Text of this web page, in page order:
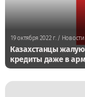
19 октября 2022 г./ Новости
Казахстанцы
кредиты даже в